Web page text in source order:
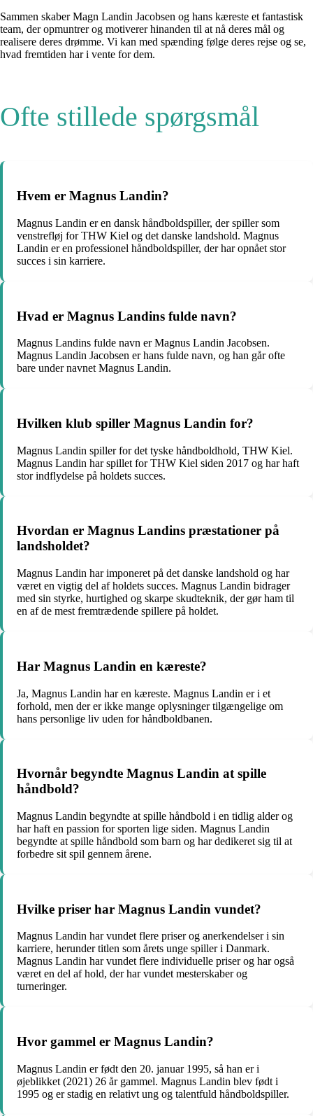
Sammen skaber Magn Landin Jacobsen og hans kæreste et fantastisk
team, der opmuntrer og motiverer hinanden til at nå deres mål og
realisere deres drømme. Vi kan med spænding følge deres rejse og se,
hvad fremtiden har i vente for dem.
Ofte stillede spørgsmål
Hvem er Magnus Landin?
Magnus Landin er en dansk håndboldspiller, der spiller som
venstrefløj for THW Kiel og det danske landshold. Magnus
Landin er en professionel håndboldspiller, der har opnået stor
succes i sin karriere.
Hvad er Magnus Landins fulde navn?
Magnus Landins fulde navn er Magnus Landin Jacobsen.
Magnus Landin Jacobsen er hans fulde navn, og han går ofte
bare under navnet Magnus Landin.
Hvilken klub spiller Magnus Landin for?
Magnus Landin spiller for det tyske håndboldhold, THW Kiel.
Magnus Landin har spillet for THW Kiel siden 2017 og har haft
stor indflydelse på holdets succes.
Hvordan er Magnus Landins præstationer på
landsholdet?
Magnus Landin har imponeret på det danske landshold og har
været en vigtig del af holdets succes. Magnus Landin bidrager
med sin styrke, hurtighed og skarpe skudteknik, der gør ham til
en af de mest fremtrædende spillere på holdet.
Har Magnus Landin en kæreste?
Ja, Magnus Landin har en kæreste. Magnus Landin er i et
forhold, men der er ikke mange oplysninger tilgængelige om
hans personlige liv uden for håndboldbanen.
Hvornår begyndte Magnus Landin at spille
håndbold?
Magnus Landin begyndte at spille håndbold i en tidlig alder og
har haft en passion for sporten lige siden. Magnus Landin
begyndte at spille håndbold som barn og har dedikeret sig til at
forbedre sit spil gennem årene.
Hvilke priser har Magnus Landin vundet?
Magnus Landin har vundet flere priser og anerkendelser i sin
karriere, herunder titlen som årets unge spiller i Danmark.
Magnus Landin har vundet flere individuelle priser og har også
været en del af hold, der har vundet mesterskaber og
turneringer.
Hvor gammel er Magnus Landin?
Magnus Landin er født den 20. januar 1995, så han er i
øjeblikket (2021) 26 år gammel. Magnus Landin blev født i
1995 og er stadig en relativt ung og talentfuld håndboldspiller.